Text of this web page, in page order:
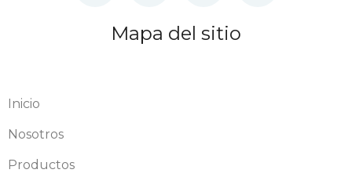
Mapa del sitio
Inicio
Nosotros
Productos